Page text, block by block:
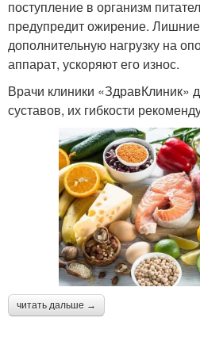
поступление в организм
предупредит ожирение.
дополнительную нагрузку на
аппарат, ускоряют его износ.
Врачи клиники «ЗдравКлиник»
суставов, их гибкости
читать дальше →